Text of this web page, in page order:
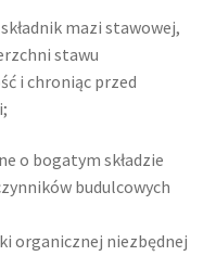
mazi stawowej,
stawu
i chroniąc przed
o bogatym składzie
budulcowych
organicznej niezbędnej